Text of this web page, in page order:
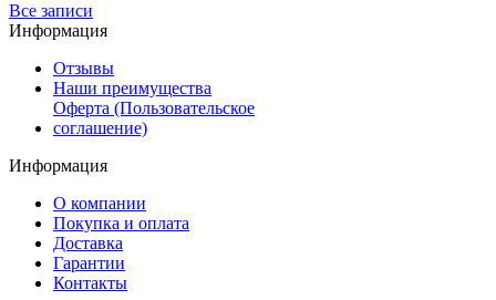
Все записи
Информация
Отзывы
Наши преимущества
Оферта (Пользовательское
соглашение)
Информация
О компании
Покупка и оплата
Доставка
Гарантии
Контакты